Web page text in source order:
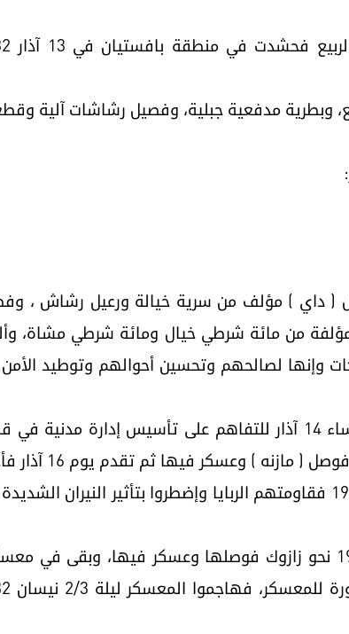
3- ولتمادي الشيخ
وبطرية مدفعية جبلية، وفصيل رشاشات آلية
( داي ) مؤلف من سرية خيالة ورعيل رشاش ،
من مائة شرطي خيال ومائة شرطي مشاة،
وإنها لصالحهم وتحسين أحوالهم وتوطيد
5- في 10 آذار 1932 أنذِرَ الشيخ أحمد البرزاني بضرورة الحضور إلى ( بله ) قبل مساء 14 آذار للتفاهم على تأسيس إدارة
(الزيبار)، ولكنه لم يحضر في الموعد المحدد ولذلك تقدم (رتل داي ) صباح
(مركه سور) هاجم العصاة معسكر( رتل داي ) في (مركه سور) ليلة 18/19 آذار 1932 فقاومتهم الربايا وإضطروا بتأثير النيران
6- بعد أن تم تأسيس مركز ناحية في (مركه سور)، تحرك الرتل صباح 30 آذار 1932 نحو زازوك فوصلها وعسكر فيها،
يومي 1و2 نيسان